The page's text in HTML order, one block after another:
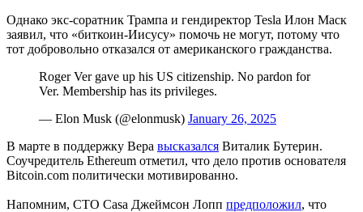
Однако экс-соратник Трампа и гендиректор Tesla Илон Маск
заявил, что «биткоин-Иисусу» помочь не могут, потому что
тот добровольно отказался от американского гражданства.
Roger Ver gave up his US citizenship. No pardon for
Ver. Membership has its privileges.
— Elon Musk (@elonmusk) January 26, 2025
В марте в поддержку Вера высказался Виталик Бутерин.
Соучредитель Ethereum отметил, что дело против основателя
Bitcoin.com политически мотивированно.
Напомним, CTO Casa Джеймсон Лопп предположил, что